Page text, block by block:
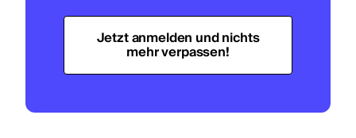
Jetzt anmelden und nichts
mehr verpassen!